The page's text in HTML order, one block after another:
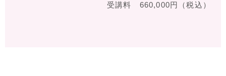
受講料 660,000円（税込）